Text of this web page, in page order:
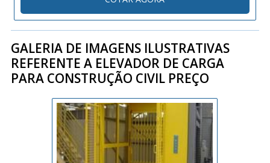
segurança como sensores de carga, travas automáticas e
proteções contra quedas. Projetos sob medida conforme
GALERIA DE IMAGENS ILUSTRATIVAS
REFERENTE A ELEVADOR DE CARGA
PARA CONSTRUÇÃO CIVIL PREÇO